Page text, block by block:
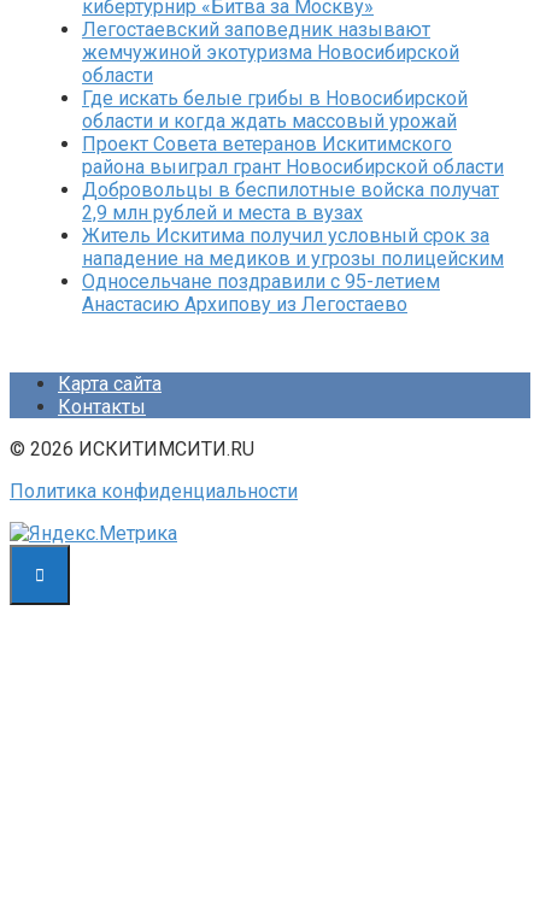
кибертурнир «Битва за Москву»
Легостаевский заповедник называют
жемчужиной экотуризма Новосибирской
области
Где искать белые грибы в Новосибирской
области и когда ждать массовый урожай
Проект Совета ветеранов Искитимского
района выиграл грант Новосибирской области
Добровольцы в беспилотные войска получат
2,9 млн рублей и места в вузах
Житель Искитима получил условный срок за
нападение на медиков и угрозы полицейским
Односельчане поздравили с 95-летием
Анастасию Архипову из Легостаево
Карта сайта
Контакты
© 2026 ИСКИТИМСИТИ.RU
Политика конфиденциальности